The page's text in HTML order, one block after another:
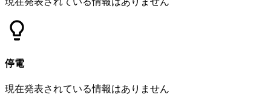
停電
現在発表されている情報はありません